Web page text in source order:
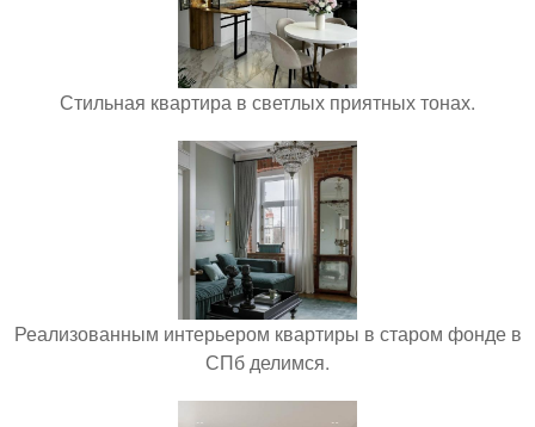
Стильная квартира в светлых приятных тонах.
Реализованным интерьером квартиры в старом фонде в
СПб делимся.